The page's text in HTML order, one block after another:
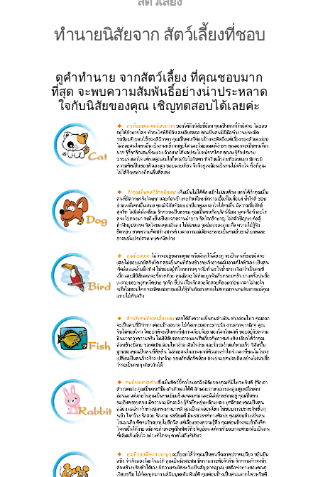
ทำนายนิสัยจาก สัตว์เลี้ยงที่ชอบ
ดูคำทำนาย จากสัตว์เลี้ยง ที่คุณชอบมาก
ที่สุด จะพบความสัมพันธิ์อย่างน่าประหลาด
ใจกับนิสัยของคุณ เชิญทดสอบได้เลยค่ะ